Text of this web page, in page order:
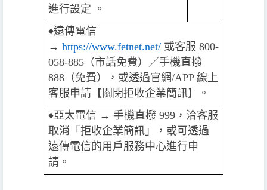
進行設定 。
♦️遠傳電信
→ https://www.fetnet.net/ 或客服 800-
058-885（市話免費）／手機直撥
888（免費），或透過官網/APP 線上
客服申請【關閉拒收企業簡訊】。
♦️️亞太電信 → 手機直撥 999，洽客服
取消「拒收企業簡訊」，或可透過
遠傳電信的用戶服務中心進行申
請。